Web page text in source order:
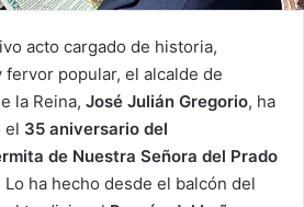
acto cargado de historia,
fervor popular, el alcalde de
la Reina, José Julián Gregorio, ha
el 35 aniversario del
de Nuestra Señora del Prado
Lo ha hecho desde el balcón del